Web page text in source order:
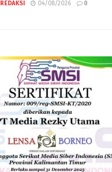
REDAKSI 04/08/2026 0